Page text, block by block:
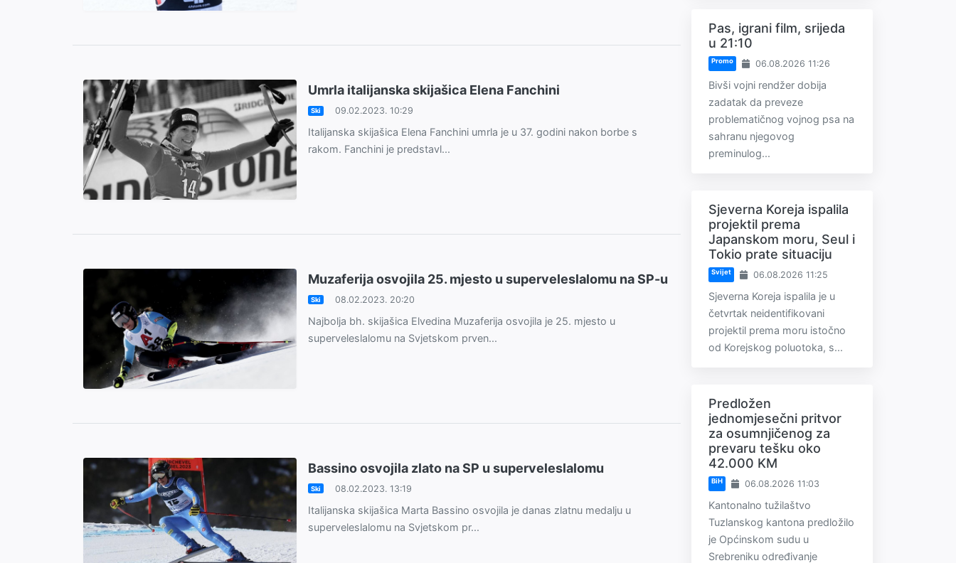
Umrla italijanska skijašica Elena Fanchini
Ski 09.02.2023. 10:29
Italijanska skijašica Elena Fanchini umrla je u 37. godini nakon borbe s
rakom. Fanchini je predstavl...
Muzaferija osvojila 25. mjesto u superveleslalomu na SP-u
Ski 08.02.2023. 20:20
Najbolja bh. skijašica Elvedina Muzaferija osvojila je 25. mjesto u
superveleslalomu na Svjetskom prven...
Bassino osvojila zlato na SP u superveleslalomu
Ski 08.02.2023. 13:19
Italijanska skijašica Marta Bassino osvojila je danas zlatnu medalju u
superveleslalomu na Svjetskom pr...
Pas, igrani film, srijeda
u 21:10
Promo 06.08.2026 11:26
Bivši vojni rendžer dobija
zadatak da preveze
problematičnog vojnog psa na
sahranu njegovog
preminulog...
Sjeverna Koreja ispalila
projektil prema
Japanskom moru, Seul i
Tokio prate situaciju
Svijet 06.08.2026 11:25
Sjeverna Koreja ispalila je u
četvrtak neidentifikovani
projektil prema moru istočno
od Korejskog poluotoka, s...
Predložen
jednomjesečni pritvor
za osumnjičenog za
prevaru tešku oko
42.000 KM
BiH 06.08.2026 11:03
Kantonalno tužilaštvo
Tuzlanskog kantona predložilo
je Općinskom sudu u
Srebreniku određivanje